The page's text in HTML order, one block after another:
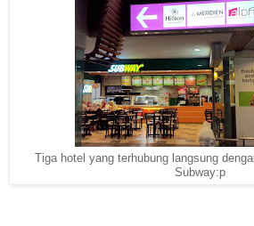
Tiga hotel yang terhubung langsung
Subway:p